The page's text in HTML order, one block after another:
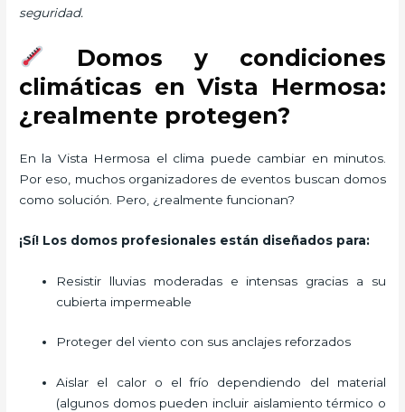
seguridad.
Domos y condiciones
climáticas en Vista Hermosa:
¿realmente protegen?
En la Vista Hermosa el clima puede cambiar en minutos.
Por eso, muchos organizadores de eventos buscan domos
como solución. Pero, ¿realmente funcionan?
¡Sí! Los domos profesionales están diseñados para:
Resistir lluvias moderadas e intensas gracias a su
cubierta impermeable
Proteger del viento con sus anclajes reforzados
Aislar el calor o el frío dependiendo del material
(algunos domos pueden incluir aislamiento térmico o